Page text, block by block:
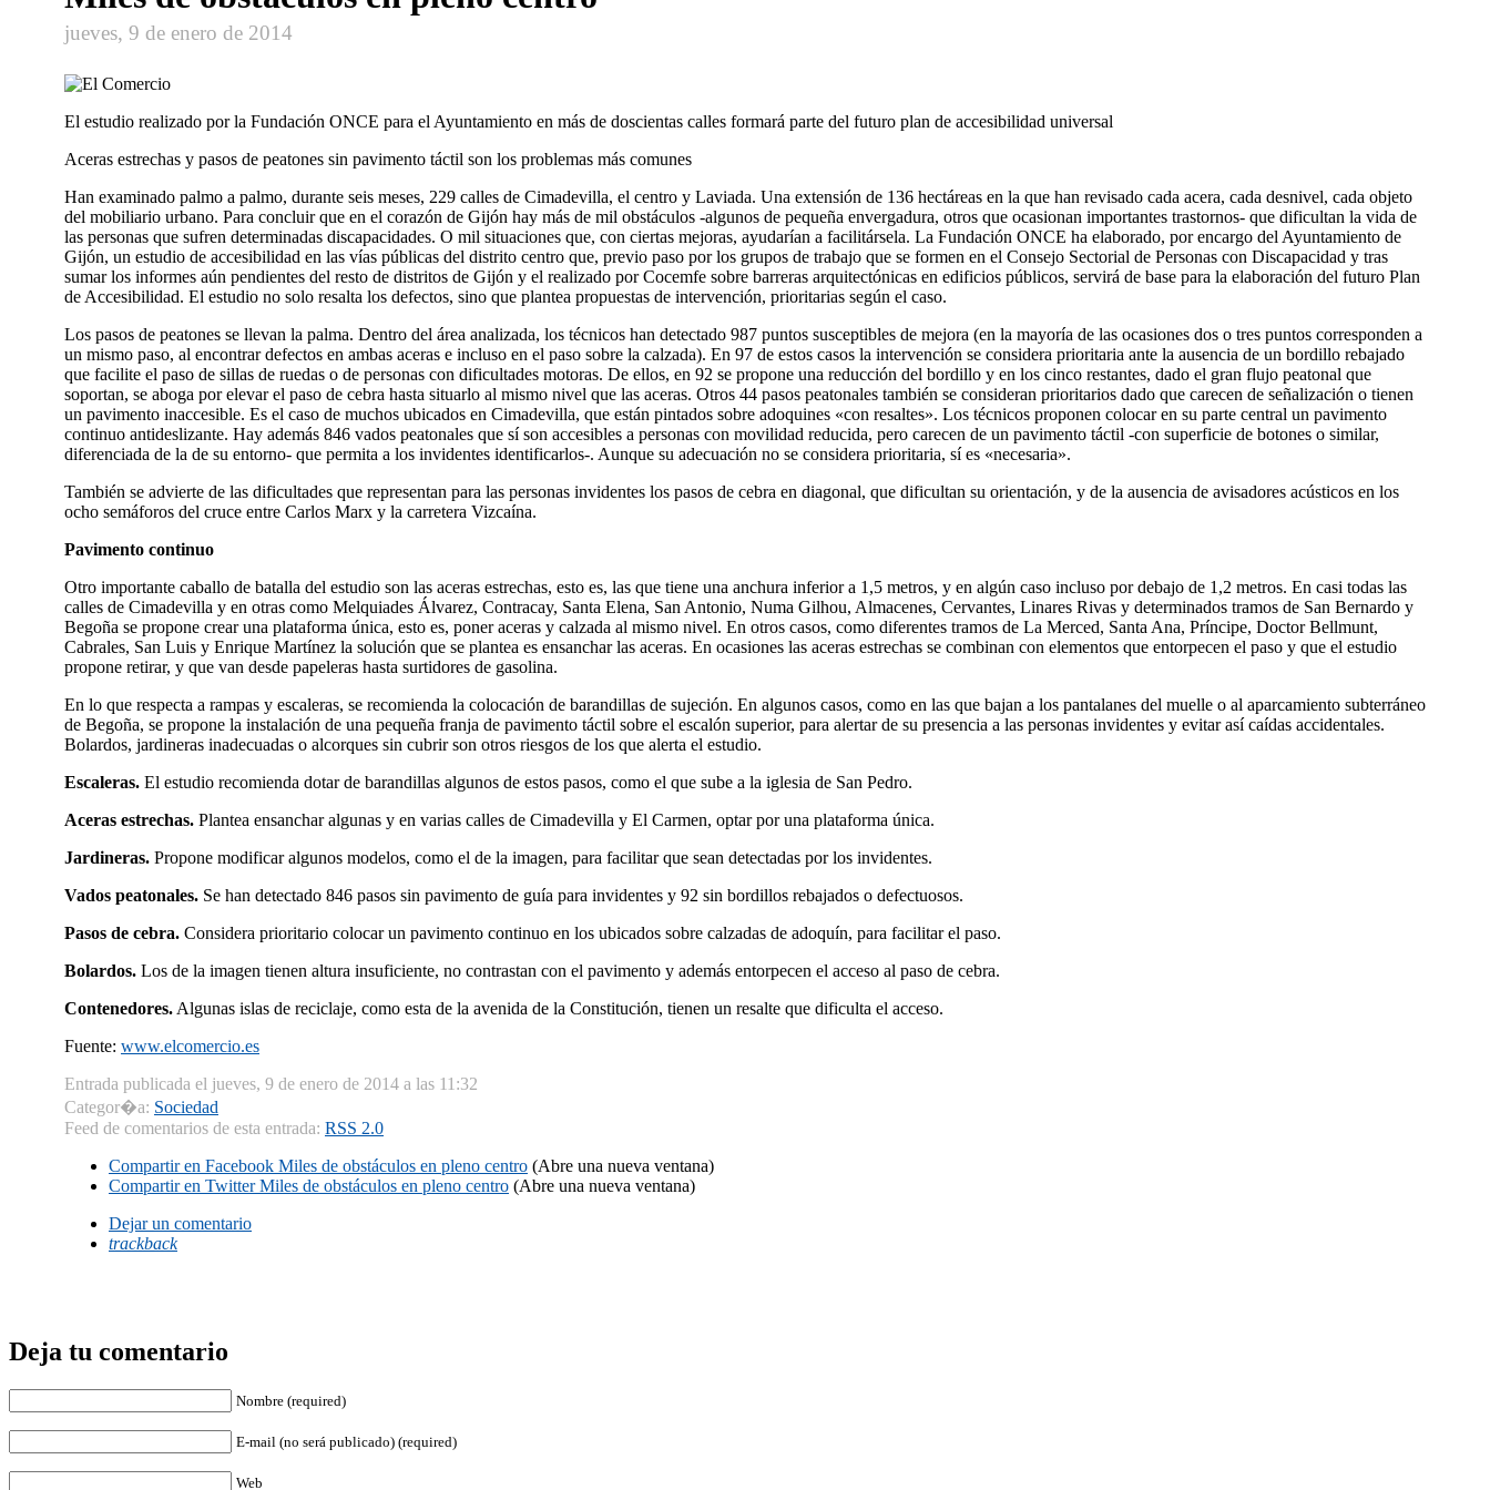
jueves, 9 de enero de 2014
El estudio realizado por la Fundación ONCE para el Ayuntamiento en más de doscientas calles formará parte del futuro plan de accesibilidad universal
Aceras estrechas y pasos de peatones sin pavimento táctil son los problemas más comunes
Han examinado palmo a palmo, durante seis meses, 229 calles de Cimadevilla, el centro y Laviada. Una extensión de 136 hectáreas en la que han revisado cada acera, cada desnivel, cada objeto
del mobiliario urbano. Para concluir que en el corazón de Gijón hay más de mil obstáculos -algunos de pequeña envergadura, otros que ocasionan importantes trastornos- que dificultan la vida de
las personas que sufren determinadas discapacidades. O mil situaciones que, con ciertas mejoras, ayudarían a facilitársela. La Fundación ONCE ha elaborado, por encargo del Ayuntamiento de
Gijón, un estudio de accesibilidad en las vías públicas del distrito centro que, previo paso por los grupos de trabajo que se formen en el Consejo Sectorial de Personas con Discapacidad y tras
sumar los informes aún pendientes del resto de distritos de Gijón y el realizado por Cocemfe sobre barreras arquitectónicas en edificios públicos, servirá de base para la elaboración del futuro Plan
de Accesibilidad. El estudio no solo resalta los defectos, sino que plantea propuestas de intervención, prioritarias según el caso.
Los pasos de peatones se llevan la palma. Dentro del área analizada, los técnicos han detectado 987 puntos susceptibles de mejora (en la mayoría de las ocasiones dos o tres puntos corresponden a
un mismo paso, al encontrar defectos en ambas aceras e incluso en el paso sobre la calzada). En 97 de estos casos la intervención se considera prioritaria ante la ausencia de un bordillo rebajado
que facilite el paso de sillas de ruedas o de personas con dificultades motoras. De ellos, en 92 se propone una reducción del bordillo y en los cinco restantes, dado el gran flujo peatonal que
soportan, se aboga por elevar el paso de cebra hasta situarlo al mismo nivel que las aceras. Otros 44 pasos peatonales también se consideran prioritarios dado que carecen de señalización o tienen
un pavimento inaccesible. Es el caso de muchos ubicados en Cimadevilla, que están pintados sobre adoquines «con resaltes». Los técnicos proponen colocar en su parte central un pavimento
continuo antideslizante. Hay además 846 vados peatonales que sí son accesibles a personas con movilidad reducida, pero carecen de un pavimento táctil -con superficie de botones o similar,
diferenciada de la de su entorno- que permita a los invidentes identificarlos-. Aunque su adecuación no se considera prioritaria, sí es «necesaria».
También se advierte de las dificultades que representan para las personas invidentes los pasos de cebra en diagonal, que dificultan su orientación, y de la ausencia de avisadores acústicos en los
ocho semáforos del cruce entre Carlos Marx y la carretera Vizcaína.
Pavimento continuo
Otro importante caballo de batalla del estudio son las aceras estrechas, esto es, las que tiene una anchura inferior a 1,5 metros, y en algún caso incluso por debajo de 1,2 metros. En casi todas las
calles de Cimadevilla y en otras como Melquiades Álvarez, Contracay, Santa Elena, San Antonio, Numa Gilhou, Almacenes, Cervantes, Linares Rivas y determinados tramos de San Bernardo y
Begoña se propone crear una plataforma única, esto es, poner aceras y calzada al mismo nivel. En otros casos, como diferentes tramos de La Merced, Santa Ana, Príncipe, Doctor Bellmunt,
Cabrales, San Luis y Enrique Martínez la solución que se plantea es ensanchar las aceras. En ocasiones las aceras estrechas se combinan con elementos que entorpecen el paso y que el estudio
propone retirar, y que van desde papeleras hasta surtidores de gasolina.
En lo que respecta a rampas y escaleras, se recomienda la colocación de barandillas de sujeción. En algunos casos, como en las que bajan a los pantalanes del muelle o al aparcamiento subterráneo
de Begoña, se propone la instalación de una pequeña franja de pavimento táctil sobre el escalón superior, para alertar de su presencia a las personas invidentes y evitar así caídas accidentales.
Bolardos, jardineras inadecuadas o alcorques sin cubrir son otros riesgos de los que alerta el estudio.
Escaleras. El estudio recomienda dotar de barandillas algunos de estos pasos, como el que sube a la iglesia de San Pedro.
Aceras estrechas. Plantea ensanchar algunas y en varias calles de Cimadevilla y El Carmen, optar por una plataforma única.
Jardineras. Propone modificar algunos modelos, como el de la imagen, para facilitar que sean detectadas por los invidentes.
Vados peatonales. Se han detectado 846 pasos sin pavimento de guía para invidentes y 92 sin bordillos rebajados o defectuosos.
Pasos de cebra. Considera prioritario colocar un pavimento continuo en los ubicados sobre calzadas de adoquín, para facilitar el paso.
Bolardos. Los de la imagen tienen altura insuficiente, no contrastan con el pavimento y además entorpecen el acceso al paso de cebra.
Contenedores. Algunas islas de reciclaje, como esta de la avenida de la Constitución, tienen un resalte que dificulta el acceso.
Fuente: www.elcomercio.es
Entrada publicada el jueves, 9 de enero de 2014 a las 11:32
Categor�a: Sociedad
Feed de comentarios de esta entrada: RSS 2.0
Compartir en Facebook Miles de obstáculos en pleno centro (Abre una nueva ventana)
Compartir en TwitterMiles de obstáculos en pleno centro (Abre una nueva ventana)
Dejar un comentario
trackback
Deja tu comentario
Nombre (required)
E-mail (no será publicado) (required)
Web